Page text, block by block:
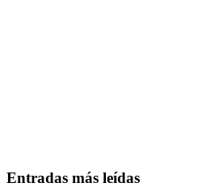
Entradas más leídas